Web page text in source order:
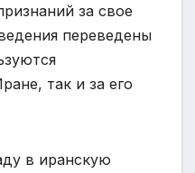
за свое
переведены
так и за его
в иранскую